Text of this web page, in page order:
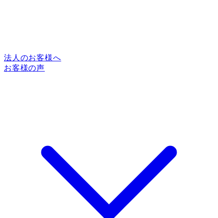
法人のお客様へ
お客様の声